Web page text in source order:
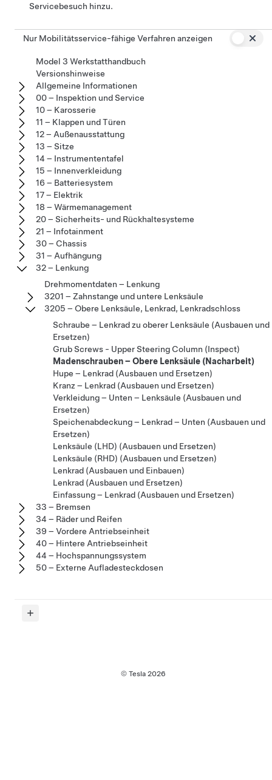
Servicebesuch hinzu.
Nur Mobilitätsservice-fähige Verfahren anzeigen
Model 3 Werkstatthandbuch
Versionshinweise
Allgemeine Informationen
00 – Inspektion und Service
10 – Karosserie
11 – Klappen und Türen
12 – Außenausstattung
13 – Sitze
14 – Instrumententafel
15 – Innenverkleidung
16 – Batteriesystem
17 – Elektrik
18 – Wärmemanagement
20 – Sicherheits- und Rückhaltesysteme
21 – Infotainment
30 – Chassis
31 – Aufhängung
32 – Lenkung
Drehmomentdaten – Lenkung
3201 – Zahnstange und untere Lenksäule
3205 – Obere Lenksäule, Lenkrad, Lenkradschloss
Schraube – Lenkrad zu oberer Lenksäule (Ausbauen und
Ersetzen)
Grub Screws - Upper Steering Column (Inspect)
Madenschrauben – Obere Lenksäule (Nacharbeit)
Hupe – Lenkrad (Ausbauen und Ersetzen)
Kranz – Lenkrad (Ausbauen und Ersetzen)
Verkleidung – Unten – Lenksäule (Ausbauen und
Ersetzen)
Speichenabdeckung – Lenkrad – Unten (Ausbauen und
Ersetzen)
Lenksäule (LHD) (Ausbauen und Ersetzen)
Lenksäule (RHD) (Ausbauen und Ersetzen)
Lenkrad (Ausbauen und Einbauen)
Lenkrad (Ausbauen und Ersetzen)
Einfassung – Lenkrad (Ausbauen und Ersetzen)
33 – Bremsen
34 – Räder und Reifen
39 – Vordere Antriebseinheit
40 – Hintere Antriebseinheit
44 – Hochspannungssystem
50 – Externe Aufladesteckdosen
© Tesla 2026